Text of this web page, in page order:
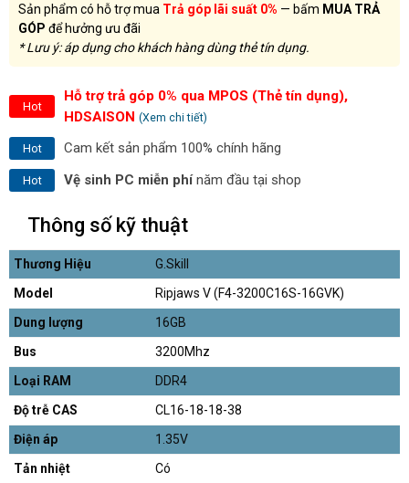
Sản phẩm có hỗ trợ mua Trả góp lãi suất 0% — bấm MUA TRẢ
GÓP để hưởng ưu đãi
* Lưu ý: áp dụng cho khách hàng dùng thẻ tín dụng.
Hot
Hỗ trợ trả góp 0% qua MPOS (Thẻ tín dụng),
HDSAISON (Xem chi tiết)
Hot Cam kết sản phẩm 100% chính hãng
Hot Vệ sinh PC miễn phínăm đầu tại shop
Thông số kỹ thuật
Thương Hiệu
G.Skill
Model
Ripjaws V (F4-3200C16S-16GVK)
Dung lượng
16GB
Bus
3200Mhz
Loại RAM
DDR4
Độ trễ CAS
CL16-18-18-38
Điện áp
1.35V
Tản nhiệt
Có